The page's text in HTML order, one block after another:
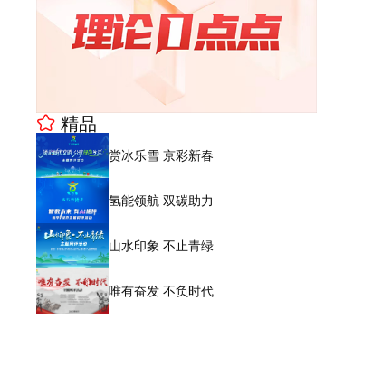
精品
赏冰乐雪 京彩新春
氢能领航 双碳助力
山水印象 不止青绿
唯有奋发 不负时代